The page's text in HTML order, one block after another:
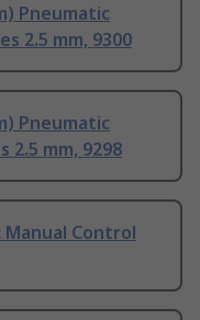
Pneumatic
2.5 mm, 9300
Pneumatic
2.5 mm, 9298
Control